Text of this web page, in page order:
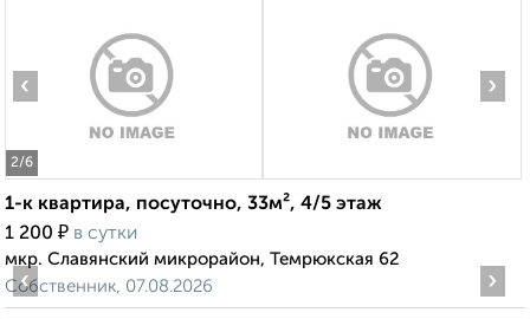
2/6
‹ ›
1-к квартира, посуточно, 33м², 4/5 этаж
1 200 ₽ в сутки
мкр. Славянский микрорайон, Темрюкская 62
Собственник, 07.08.2026
‹ ›